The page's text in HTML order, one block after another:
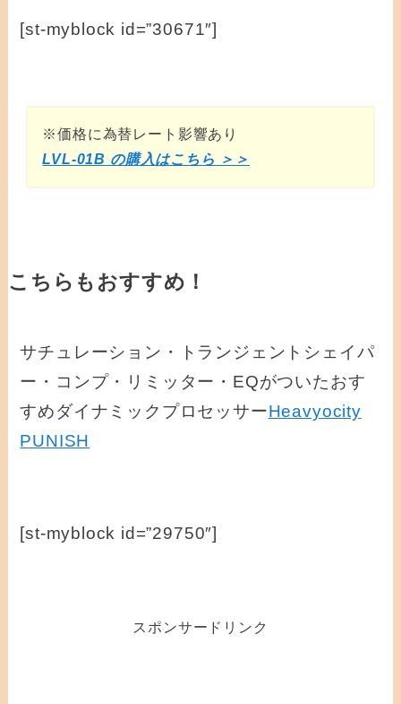
[st-myblock id=”30671″]
※価格に為替レート影響あり
LVL-01B の購入はこちら ＞＞
こちらもおすすめ！
サチュレーション・トランジェントシェイパ
ー・コンプ・リミッター・EQがついたおす
すめダイナミックプロセッサーHeavyocity
PUNISH
[st-myblock id=”29750″]
スポンサードリンク